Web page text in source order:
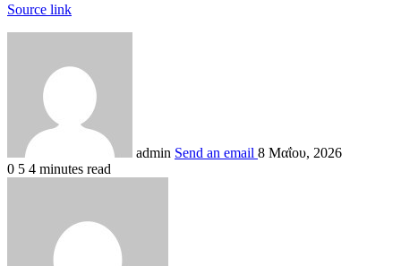
Source link
admin Send an email 8 Μαΐου, 2026
0 5 4 minutes read